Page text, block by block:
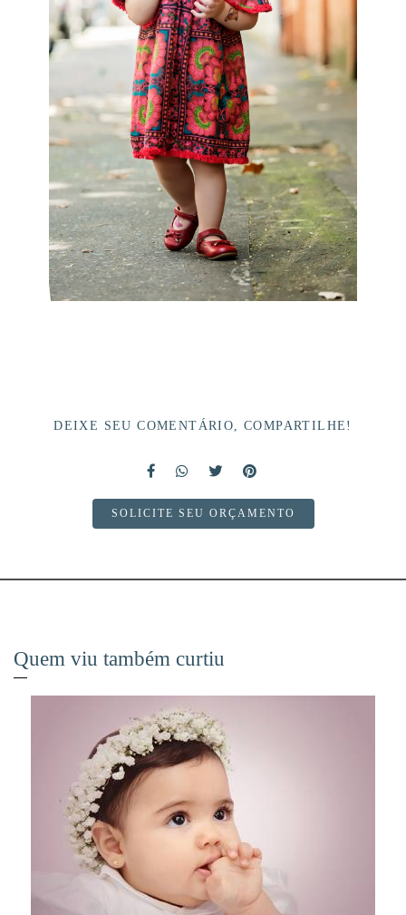
DEIXE SEU COMENTÁRIO, COMPARTILHE!
SOLICITE SEU ORÇAMENTO
Quem viu também curtiu